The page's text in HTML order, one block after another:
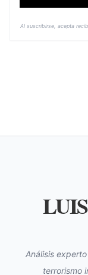
Al suscribirse, acepta
Análisis
terrorismo